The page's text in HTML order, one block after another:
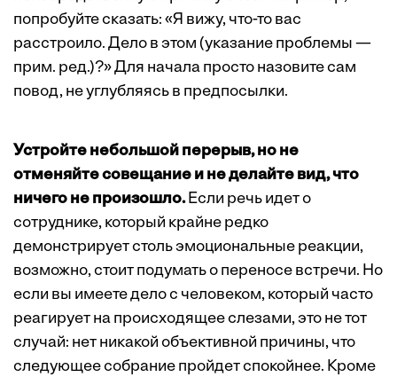
попробуйте сказать: «Я вижу, что-то вас
расстроило. Дело в этом (указание проблемы —
прим. ред.)?» Для начала просто назовите сам
повод, не углубляясь в предпосылки.
Устройте небольшой перерыв, но не
отменяйте совещание и не делайте вид, что
ничего не произошло.Если речь идет о
сотруднике, который крайне редко
демонстрирует столь эмоциональные реакции,
возможно, стоит подумать о переносе встречи. Но
если вы имеете дело с человеком, который часто
реагирует на происходящее слезами, это не тот
случай: нет никакой объективной причины, что
следующее собрание пройдет спокойнее. Кроме